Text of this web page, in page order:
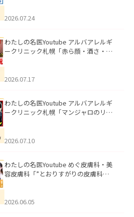
た。
2026.07.24
わたしの名医Youtube アルバアレルギ
ークリニック札幌「赤ら顔・酒さ・ニ
した。
2026.07.17
わたしの名医Youtube アルバアレルギ
ークリニック札幌「マンジャロのリア
た。
2026.07.10
わたしの名医Youtube めぐ皮膚科・美
容皮膚科「”とおりすがりの皮膚科
2026.06.05